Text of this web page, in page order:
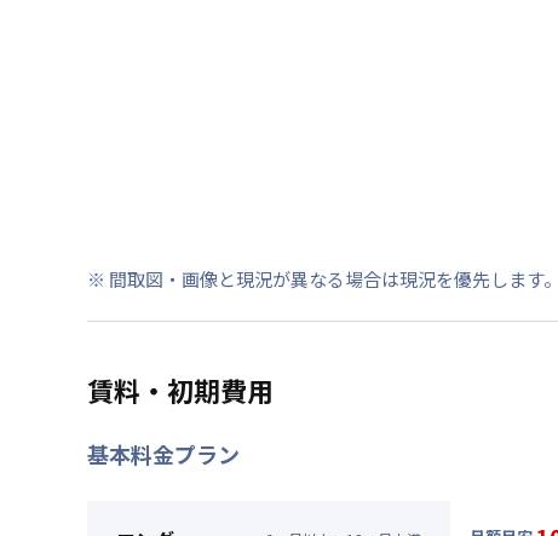
※ 間取図・画像と現況が異なる場合は現況を優先します。
賃料・初期費用
基本料金プラン